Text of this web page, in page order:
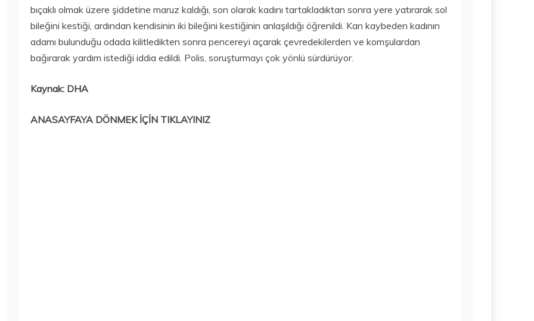
bıçaklı olmak üzere şiddetine maruz kaldığı, son olarak kadını tartakladıktan sonra yere yatırarak sol
bileğini kestiği, ardından kendisinin iki bileğini kestiğinin anlaşıldığı öğrenildi. Kan kaybeden kadının
adamı bulunduğu odada kilitledikten sonra pencereyi açarak çevredekilerden ve komşulardan
bağırarak yardım istediği iddia edildi. Polis, soruşturmayı çok yönlü sürdürüyor.
Kaynak: DHA
ANASAYFAYA DÖNMEK İÇİN TIKLAYINIZ